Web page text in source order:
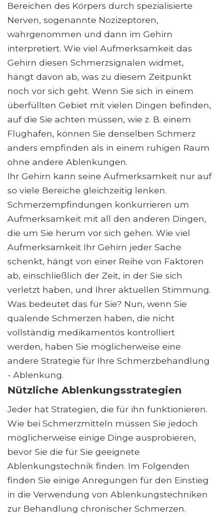
Bereichen des Körpers durch spezialisierte
Nerven, sogenannte Nozizeptoren,
wahrgenommen und dann im Gehirn
interpretiert. Wie viel Aufmerksamkeit das
Gehirn diesen Schmerzsignalen widmet,
hängt davon ab, was zu diesem Zeitpunkt
noch vor sich geht. Wenn Sie sich in einem
überfüllten Gebiet mit vielen Dingen befinden,
auf die Sie achten müssen, wie z. B. einem
Flughafen, können Sie denselben Schmerz
anders empfinden als in einem ruhigen Raum
ohne andere Ablenkungen.
Ihr Gehirn kann seine Aufmerksamkeit nur auf
so viele Bereiche gleichzeitig lenken.
Schmerzempfindungen konkurrieren um
Aufmerksamkeit mit all den anderen Dingen,
die um Sie herum vor sich gehen. Wie viel
Aufmerksamkeit Ihr Gehirn jeder Sache
schenkt, hängt von einer Reihe von Faktoren
ab, einschließlich der Zeit, in der Sie sich
verletzt haben, und Ihrer aktuellen Stimmung.
Was bedeutet das für Sie? Nun, wenn Sie
quälende Schmerzen haben, die nicht
vollständig medikamentös kontrolliert
werden, haben Sie möglicherweise eine
andere Strategie für Ihre Schmerzbehandlung
- Ablenkung.
Nützliche Ablenkungsstrategien
Jeder hat Strategien, die für ihn funktionieren.
Wie bei Schmerzmitteln müssen Sie jedoch
möglicherweise einige Dinge ausprobieren,
bevor Sie die für Sie geeignete
Ablenkungstechnik finden. Im Folgenden
finden Sie einige Anregungen für den Einstieg
in die Verwendung von Ablenkungstechniken
zur Behandlung chronischer Schmerzen.